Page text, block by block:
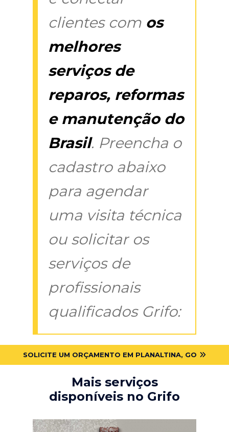
clientes com os
melhores
serviços de
reparos, reformas
e manutenção do
Brasil. Preencha o
cadastro abaixo
para agendar
uma visita técnica
ou solicitar os
serviços de
profissionais
qualificados Grifo:
SOLICITE UM ORÇAMENTO EM PLANALTINA, GO
Mais serviços
disponíveis no Grifo